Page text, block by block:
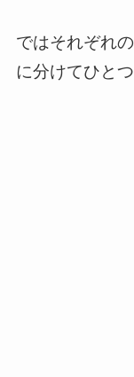
ではそれぞれ
に分けてひと